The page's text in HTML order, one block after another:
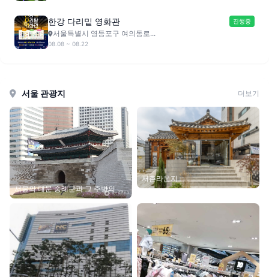
한강 다리밑 영화관 진행중
서울특별시 영등포구 여의동로...
08.08 ~ 08.22
서울 관광지 더보기
서울의 대문 숭례문과 그 주변의 사
람들을 찾아
서촌라운지